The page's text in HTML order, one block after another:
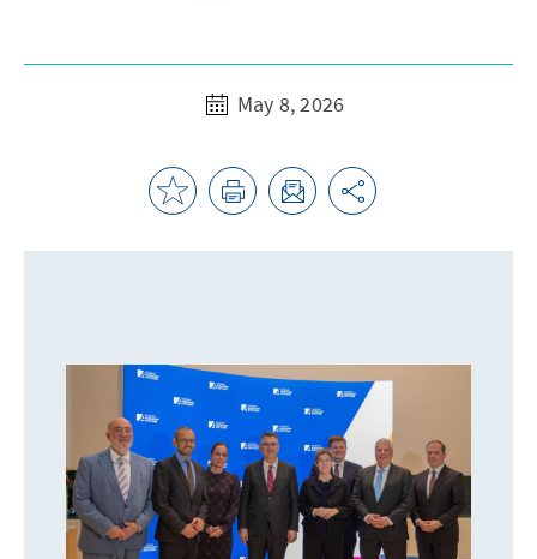
May 8, 2026